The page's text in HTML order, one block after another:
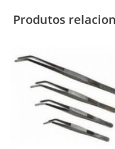
Produtos